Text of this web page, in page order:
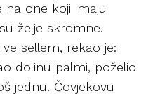
na one koji imaju
želje skromne.
sellem, rekao je:
dolinu palmi, poželio
jednu. Čovjekovu